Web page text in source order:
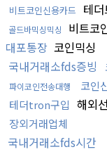
비트코인신용카드 테
골드바믹싱믹싱 비트코
대포통장 코인믹싱
국내거래소fds증빙
파이코인전송대행
코인
테더tron구입 해외
장외거래업체
국내거래소fds시간